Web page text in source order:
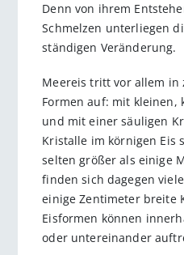
Denn von ihrem
Schmelzen unterliegen
ständigen Veränderung.
Meereis tritt vor allem in
Formen auf: mit kleinen,
und mit einer säuligen
Kristalle im körnigen Eis
selten größer als einige
finden sich dagegen
einige Zentimeter breite
Eisformen können
oder untereinander